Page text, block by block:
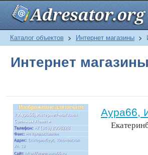
Каталог объектов > Интернет магазины >
Интернет магазины
Аура66,